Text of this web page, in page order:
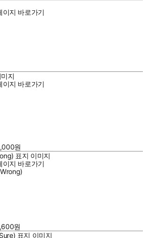
이지 바로가기
이지 바로가기
원
이지 바로가기
원